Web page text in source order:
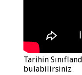
Tarihin
bulabilirsiniz.